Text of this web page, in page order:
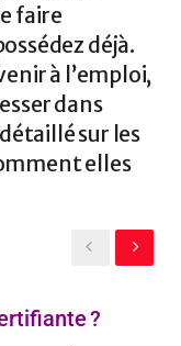
faire
déjà.
à l’emploi,
dans
sur les
elles
?